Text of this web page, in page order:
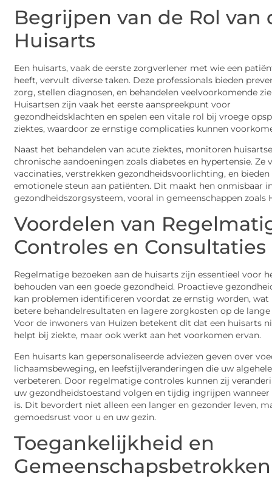
Begrijpen van de Rol van
Huisarts
Een huisarts, vaak de eerste zorgverlener met wie een
heeft, vervult diverse taken. Deze professionals bieden
zorg, stellen diagnosen, en behandelen veelvoorkomende
Huisartsen zijn vaak het eerste aanspreekpunt voor
gezondheidsklachten en spelen een vitale rol bij vroege
ziektes, waardoor ze ernstige complicaties kunnen
Naast het behandelen van acute ziektes, monitoren
chronische aandoeningen zoals diabetes en hypertensie. Ze
vaccinaties, verstrekken gezondheidsvoorlichting, en bieden
emotionele steun aan patiënten. Dit maakt hen onmisbaar
gezondheidszorgsysteem, vooral in gemeenschappen zoals
Voordelen van
Controles en Consultaties
Regelmatige bezoeken aan de huisarts zijn essentieel voor
behouden van een goede gezondheid. Proactieve
kan problemen identificeren voordat ze ernstig worden,
betere behandelresultaten en lagere zorgkosten op de
Voor de inwoners van Huizen betekent dit dat een huisarts
helpt bij ziekte, maar ook werkt aan het voorkomen ervan.
Een huisarts kan gepersonaliseerde adviezen geven over
lichaamsbeweging, en leefstijlveranderingen die uw
verbeteren. Door regelmatige controles kunnen zij
uw gezondheidstoestand volgen en tijdig ingrijpen
is. Dit bevordert niet alleen een langer en gezonder leven,
gemoedsrust voor u en uw gezin.
Toegankelijkheid en